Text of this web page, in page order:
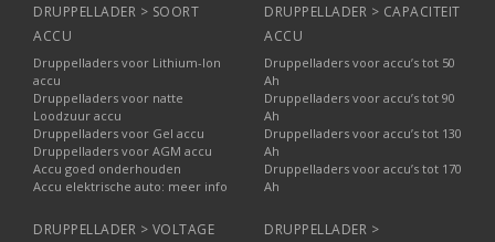
DRUPPELLADER > SOORT
ACCU
Druppelladers voor Lithium-Ion
accu
Druppelladers voor natte
Loodzuur accu
Druppelladers voor Gel accu
Druppelladers voor AGM accu
Accu goed onderhouden
Accu elektrische auto: meer info
DRUPPELLADER > CAPACITEIT
ACCU
Druppelladers voor accu’s tot 50
Ah
Druppelladers voor accu’s tot 90
Ah
Druppelladers voor accu’s tot 130
Ah
Druppelladers voor accu’s tot 170
Ah
DRUPPELLADER > VOLTAGE
DRUPPELLADER >